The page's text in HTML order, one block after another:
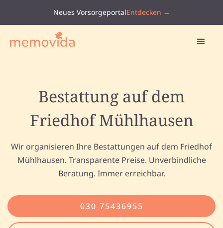
Neues VorsorgeportalEntdecken →
Bestattung auf dem
Friedhof Mühlhausen
Wir organisieren Ihre Bestattungen auf dem Friedhof
Mühlhausen. Transparente Preise. Unverbindliche
Beratung. Immer erreichbar.
030 75436955